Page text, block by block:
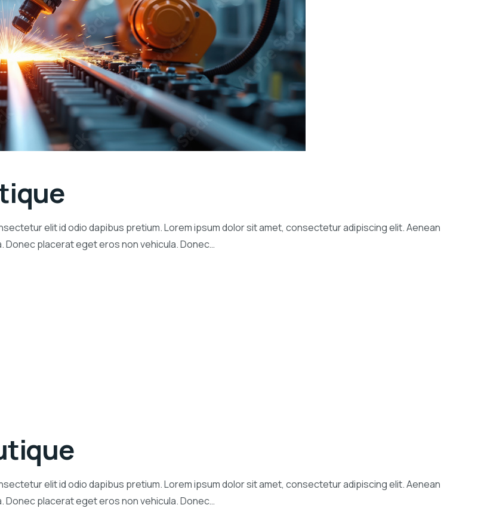
elit id odio dapibus pretium. Lorem ipsum dolor sit amet, consectetur adipiscing elit. Aenean
placerat eget eros non vehicula. Donec…
elit id odio dapibus pretium. Lorem ipsum dolor sit amet, consectetur adipiscing elit. Aenean
placerat eget eros non vehicula. Donec…